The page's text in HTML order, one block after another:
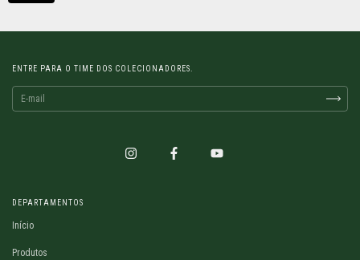
ENTRE PARA O TIME DOS COLECIONADORES.
DEPARTAMENTOS
Início
Produtos